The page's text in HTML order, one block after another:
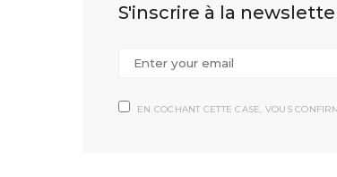
S'inscrire à la
EN COCHANT CETTE CASE, VOUS